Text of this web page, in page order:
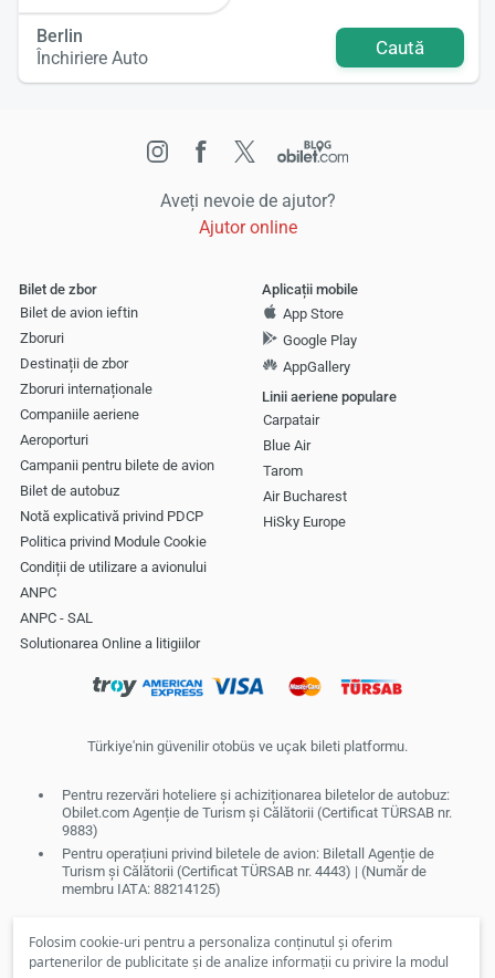
Folosim cookie-uri pentru a personaliza conținutul și oferim
partenerilor de publicitate și de analize informații cu privire la modul
Berlin
Închiriere Auto
Caută
Aveți nevoie de ajutor?
Ajutor online
Bilet de zbor
Bilet de avion ieftin
Zboruri
Destinații de zbor
Zboruri internaționale
Companiile aeriene
Aeroporturi
Campanii pentru bilete de avion
Bilet de autobuz
Notă explicativă privind PDCP
Politica privind Module Cookie
Condiții de utilizare a avionului
ANPC
ANPC - SAL
Solutionarea Online a litigiilor
Aplicații mobile
App Store
Google Play
AppGallery
Linii aeriene populare
Carpatair
Blue Air
Tarom
Air Bucharest
HiSky Europe
Türkiye'nin güvenilir otobüs ve uçak bileti platformu.
Pentru rezervări hoteliere și achiziționarea biletelor de autobuz:
Obilet.com Agenție de Turism și Călătorii (Certificat TÜRSAB nr.
9883)
Pentru operațiuni privind biletele de avion: Biletall Agenție de
Turism și Călătorii (Certificat TÜRSAB nr. 4443) | (Număr de
membru IATA: 88214125)